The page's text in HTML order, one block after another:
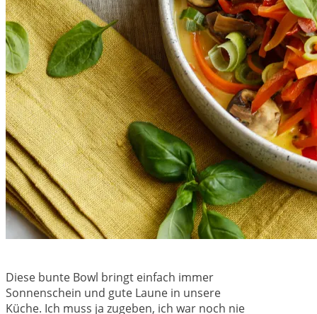
Diese bunte Bowl bringt einfach immer
Sonnenschein und gute Laune in unsere
Küche. Ich muss ja zugeben, ich war noch nie